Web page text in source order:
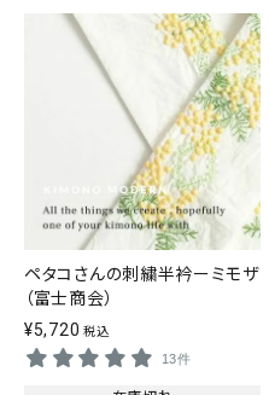
ペタコさんの刺繍半衿ーミモザ
（富士商会）
¥5,720 税込
13件